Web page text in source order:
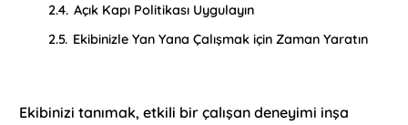
2.4. Açık Kapı Politikası Uygulayın
2.5. Ekibinizle Yan Yana Çalışmak için Zaman Yaratın
Ekibinizi tanımak, etkili bir çalışan deneyimi inşa